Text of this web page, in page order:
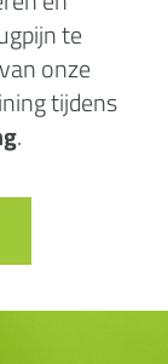
te
onze
tijdens
.